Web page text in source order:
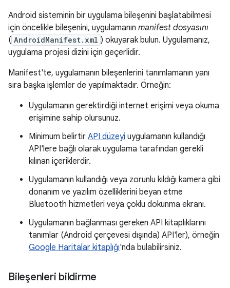
Android sisteminin bir uygulama bileşenini başlatabilmesi
için öncelikle bileşenini, uygulamanın manifest dosyasını
( AndroidManifest.xml ) okuyarak bulun. Uygulamanız,
uygulama projesi dizini için geçerlidir.
Manifest'te, uygulamanın bileşenlerini tanımlamanın yanı
sıra başka işlemler de yapılmaktadır. Örneğin:
Uygulamanın gerektirdiği internet erişimi veya okuma
erişimine sahip olursunuz.
Minimum belirtir API düzeyi uygulamanın kullandığı
API'lere bağlı olarak uygulama tarafından gerekli
kılınan içeriklerdir.
Uygulamanın kullandığı veya zorunlu kıldığı kamera gibi
donanım ve yazılım özelliklerini beyan etme
Bluetooth hizmetleri veya çoklu dokunma ekranı.
Uygulamanın bağlanması gereken API kitaplıklarını
tanımlar (Android çerçevesi dışında) API'ler), örneğin
Google Haritalar kitaplığı'nda bulabilirsiniz.
Bileşenleri bildirme